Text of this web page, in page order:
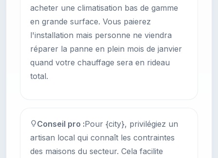
acheter une climatisation bas de gamme
en grande surface. Vous paierez
l'installation mais personne ne viendra
réparer la panne en plein mois de janvier
quand votre chauffage sera en rideau
total.
Conseil pro :Pour {city}, privilégiez un
artisan local qui connaît les contraintes
des maisons du secteur. Cela facilite